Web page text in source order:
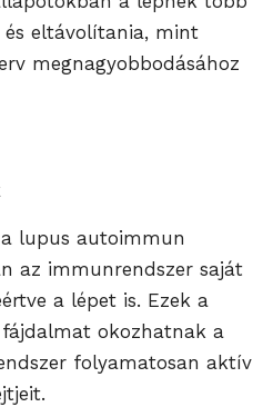
eltávolítania, mint
megnagyobbodásához
lupus autoimmun
az immunrendszer saját
a lépet is. Ezek a
okozhatnak a
folyamatosan aktív